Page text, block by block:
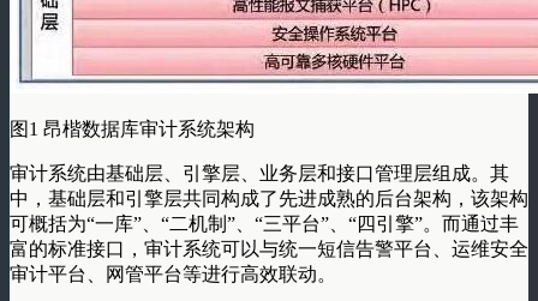
图1 昂楷数据库审计系统架构
审计系统由基础层、引擎层、业务层和接口管理层组成。其
中，基础层和引擎层共同构成了先进成熟的后台架构，该架构
可概括为“一库”、“二机制”、“三平台”、“四引擎”。而通过丰
富的标准接口，审计系统可以与统一短信告警平台、运维安全
审计平台、网管平台等进行高效联动。